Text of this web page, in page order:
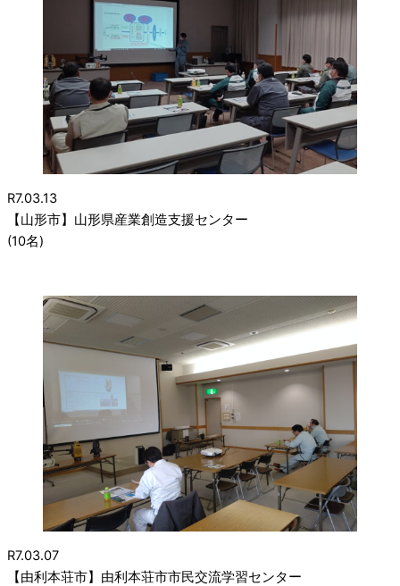
R7.03.13
【山形市】山形県産業創造支援センター
(10名)
R7.03.07
【由利本荘市】由利本荘市市民交流学習センター